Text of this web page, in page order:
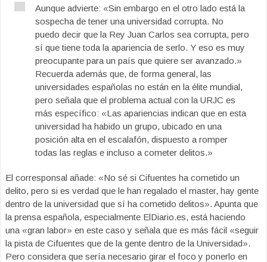
Aunque advierte: «Sin embargo en el otro lado está la
sospecha de tener una universidad corrupta. No
puedo decir que la Rey Juan Carlos sea corrupta, pero
sí que tiene toda la apariencia de serlo. Y eso es muy
preocupante para un país que quiere ser avanzado.»
Recuerda además que, de forma general, las
universidades españolas no están en la élite mundial,
pero señala que el problema actual con la URJC es
más específico: «Las apariencias indican que en esta
universidad ha habido un grupo, ubicado en una
posición alta en el escalafón, dispuesto a romper
todas las reglas e incluso a cometer delitos.»
El corresponsal añade: «No sé si Cifuentes ha cometido un
delito, pero si es verdad que le han regalado el master, hay gente
dentro de la universidad que sí ha cometido delitos». Apunta que
la prensa española, especialmente ElDiario.es, está haciendo
una «gran labor» en este caso y señala que es más fácil «seguir
la pista de Cifuentes que de la gente dentro de la Universidad».
Pero considera que sería necesario girar el foco y ponerlo en